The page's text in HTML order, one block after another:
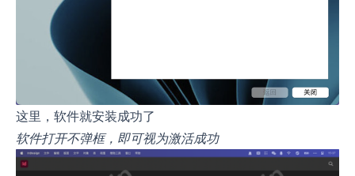
这里，软件就安装成功了
软件打开不弹框，即可视为激活成功